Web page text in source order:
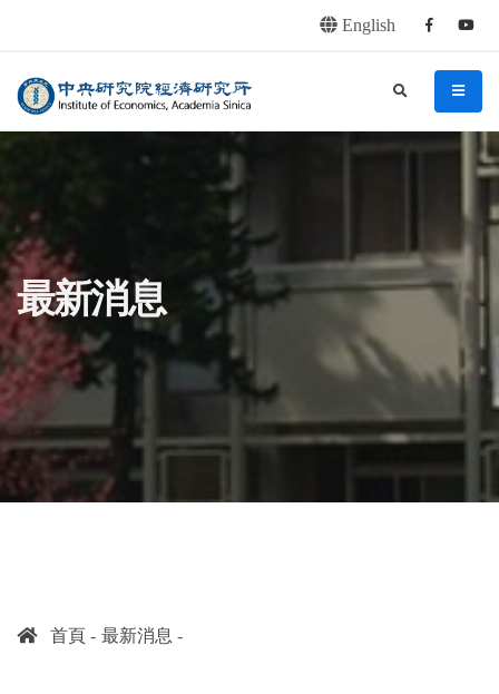
English Facebook
中央研究院經濟研究所 menu
search
最新消息
首頁 最新消息